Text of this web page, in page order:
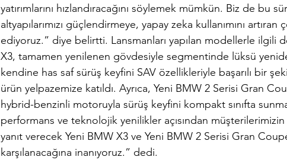
yatırımlarını hızlandıracağını söylemek mümkün. Biz de bu
altyapılarımızı güçlendirmeye, yapay zeka kullanımını
ediyoruz.” diye belirtti. Lansmanları yapılan modellerle ilgili
X3, tamamen yenilenen gövdesiyle segmentinde lüksü
kendine has saf sürüş keyfini SAV özellikleriyle başarılı bir
ürün yelpazemize katıldı. Ayrıca, Yeni BMW 2 Serisi Gran
hybrid-benzinli motoruyla sürüş keyfini kompakt sınıfta
performans ve teknolojik yenilikler açısından
yanıt verecek Yeni BMW X3 ve Yeni BMW 2 Serisi Gran
karşılanacağına inanıyoruz.” dedi.